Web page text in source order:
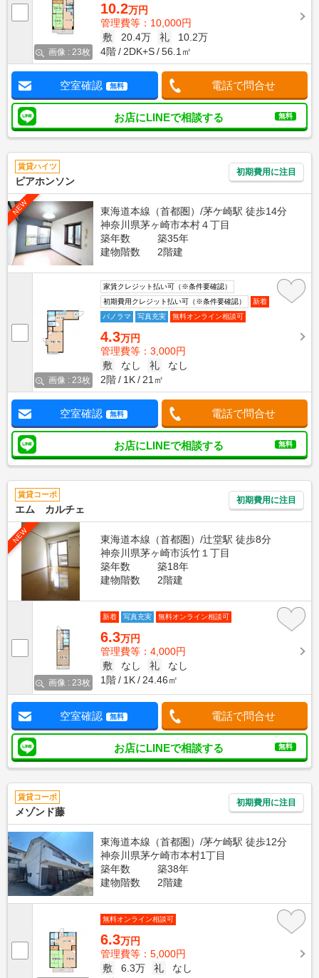
画像 : 23枚
10.2万円
管理費等：10,000円
敷
20.4万 礼
10.2万
4階
2DK+S 56.1㎡
空室確認 無料 電話で問合せ
お店にLINEで相談する 無料
賃貸ハイツ
ピアホンソン
初期費用に注目
NEW
東海道本線（首都圏）/茅ケ崎駅 徒歩14分
神奈川県茅ヶ崎市本村４丁目
築年数
築35年
建物階数
2階建
画像 : 23枚
家賃クレジット払い可（※条件要確認）
初期費用クレジット払い可（※条件要確認）
新着
パノラマ
写真充実 無料オンライン相談可
4.3万円
管理費等：3,000円
敷
なし 礼
なし
2階
1K 21㎡
空室確認 無料 電話で問合せ
お店にLINEで相談する 無料
賃貸コーポ
エム カルチェ
初期費用に注目
NEW
東海道本線（首都圏）/辻堂駅 徒歩8分
神奈川県茅ヶ崎市浜竹１丁目
築年数
築18年
建物階数
2階建
画像 : 23枚
新着 写真充実 無料オンライン相談可
6.3万円
管理費等：4,000円
敷
なし 礼
なし
1階
1K 24.46㎡
空室確認 無料 電話で問合せ
お店にLINEで相談する 無料
賃貸コーポ
メゾンド藤
初期費用に注目
東海道本線（首都圏）/茅ケ崎駅 徒歩12分
神奈川県茅ケ崎市本村1丁目
築年数
築38年
建物階数
2階建
無料オンライン相談可
6.3万円
管理費等：5,000円
敷
6.3万 礼
なし